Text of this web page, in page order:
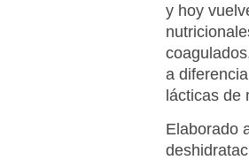
y hoy
a
lácticas de
Elaborado